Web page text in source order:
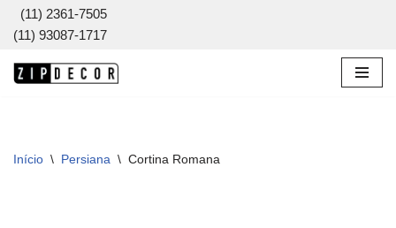
Pular
para
(11) 2361-7505
(11) 93087-1717
Início \ Persiana \ Cortina Romana